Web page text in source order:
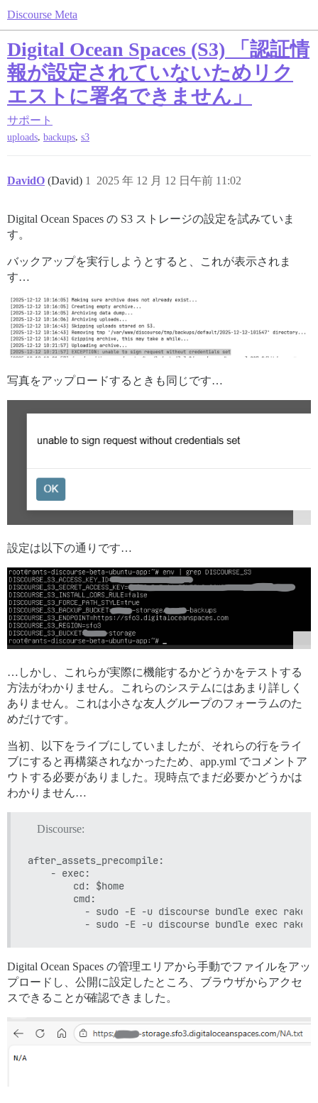
Discourse Meta
Digital Ocean Spaces (S3) 「認証情
報が設定されていないためリク
エストに署名できません」
サポート
uploads, backups, s3
DavidO (David) 2025 年 12 月 12 日午前 11:02
1
Digital Ocean Spaces の S3 ストレージの設定を試みていま
す。
バックアップを実行しようとすると、これが表示されま
す…
写真をアップロードするときも同じです…
設定は以下の通りです…
…しかし、これらが実際に機能するかどうかをテストする
方法がわかりません。これらのシステムにはあまり詳しく
ありません。これは小さな友人グループのフォーラムのた
めだけです。
当初、以下をライブにしていましたが、それらの行をライ
ブにすると再構築されなかったため、app.yml でコメントア
ウトする必要がありました。現時点でまだ必要かどうかは
わかりません…
Discourse:
after_assets_precompile:
    - exec:
        cd: $home
        cmd:
- sudo -E -u discourse bundle exec rake
Digital Ocean Spaces の管理エリアから手動でファイルをアッ
プロードし、公開に設定したところ、ブラウザからアクセ
スできることが確認できました。